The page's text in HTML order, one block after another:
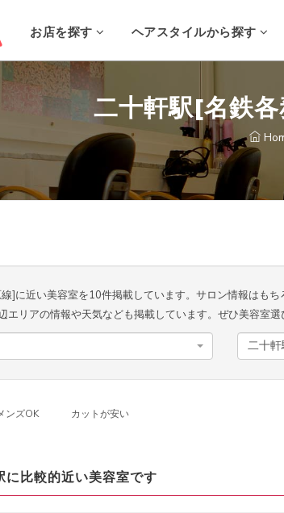
お店を探す ヘアスタイルから探す
二十軒駅[名鉄
]に近い美容室を10件掲載しています。サロン情報はも
エリアの情報や天気なども掲載しています。ぜひ美容室選
二十軒
ンズOK カットが安い
比較的近い美容室です